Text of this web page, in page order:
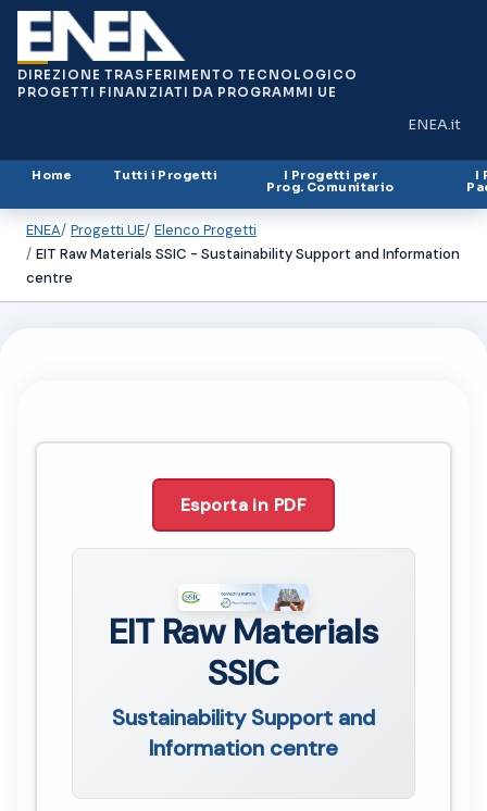
DIREZIONE TRASFERIMENTO TECNOLOGICO
PROGETTI FINANZIATI DA PROGRAMMI UE
ENEA.it
(si apre in
Home Tutti i Progetti I Progetti per
Prog. Comunitario
I
ENEA Progetti UE Elenco Progetti
EIT Raw Materials SSIC - Sustainability Support and Information
centre
Esporta in PDF
EIT Raw Materials
SSIC
Sustainability Support and
Information centre